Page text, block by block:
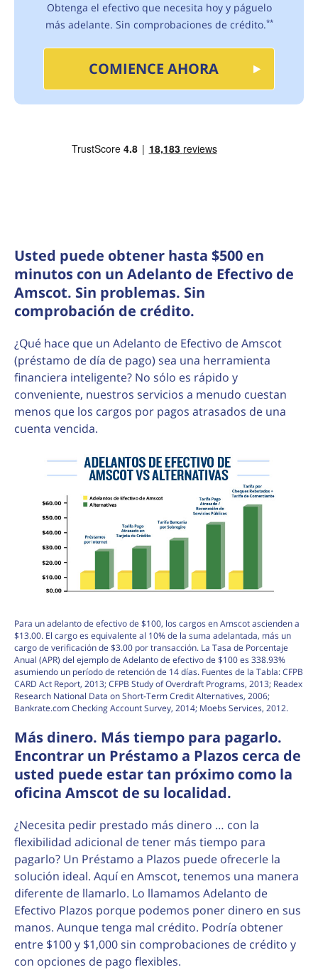
Obtenga el efectivo que necesita hoy y páguelo
más adelante. Sin comprobaciones de crédito.**
COMIENCE AHORA
Usted puede obtener hasta $500 en
minutos con un Adelanto de Efectivo de
Amscot. Sin problemas. Sin
comprobación de crédito.
¿Qué hace que un Adelanto de Efectivo de Amscot
(préstamo de día de pago) sea una herramienta
financiera inteligente? No sólo es rápido y
conveniente, nuestros servicios a menudo cuestan
menos que los cargos por pagos atrasados de una
cuenta vencida.
Para un adelanto de efectivo de $100, los cargos en Amscot ascienden a
$13.00. El cargo es equivalente al 10% de la suma adelantada, más un
cargo de verificación de $3.00 por transacción. La Tasa de Porcentaje
Anual (APR) del ejemplo de Adelanto de efectivo de $100 es 338.93%
asumiendo un período de retención de 14 días. Fuentes de la Tabla: CFPB
CARD Act Report, 2013; CFPB Study of Overdraft Programs, 2013; Readex
Research National Data on Short-Term Credit Alternatives, 2006;
Bankrate.com Checking Account Survey, 2014; Moebs Services, 2012.
Más dinero. Más tiempo para pagarlo.
Encontrar un Préstamo a Plazos cerca de
usted puede estar tan próximo como la
oficina Amscot de su localidad.
¿Necesita pedir prestado más dinero … con la
flexibilidad adicional de tener más tiempo para
pagarlo? Un Préstamo a Plazos puede ofrecerle la
solución ideal. Aquí en Amscot, tenemos una manera
diferente de llamarlo. Lo llamamos Adelanto de
Efectivo Plazos porque podemos poner dinero en sus
manos. Aunque tenga mal crédito. Podría obtener
entre $100 y $1,000 sin comprobaciones de crédito y
con opciones de pago flexibles.